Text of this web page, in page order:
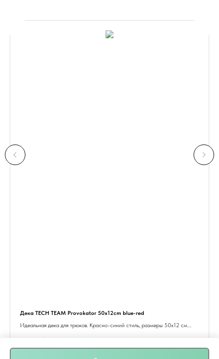
Дека TECH TEAM Provokator 50x12cm blue-red
Идеальная дека для трюков. Красно-синий стиль, размеры 50x12 см.
10 490